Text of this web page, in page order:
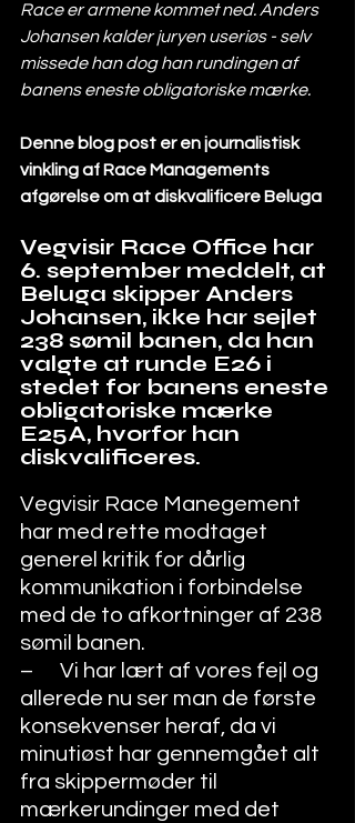
Race er armene kommet ned. Anders
Johansen kalder juryen useriøs - selv
missede han dog han rundingen af
banens eneste obligatoriske mærke.
Denne blog post er en journalistisk
vinkling af Race Managements
afgørelse om at diskvalificere Beluga
Vegvisir Race Office har
6. september meddelt, at
Beluga skipper Anders
Johansen, ikke har sejlet
238 sømil banen, da han
valgte at runde E26 i
stedet for banens eneste
obligatoriske mærke
E25A, hvorfor han
diskvalificeres.
Vegvisir Race Manegement
har med rette modtaget
generel kritik for dårlig
kommunikation i forbindelse
med de to afkortninger af 238
sømil banen.
–      Vi har lært af vores fejl og
allerede nu ser man de første
konsekvenser heraf, da vi
minutiøst har gennemgået alt
fra skippermøder til
mærkerundinger med det